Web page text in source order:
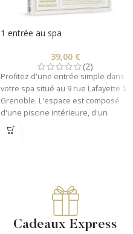
1 entrée au spa
39,00 €
(2)
Profitez d'une entrée simple dans
votre spa situé au 9 rue Lafayette à
Grenoble. L'espace est composé
d'une piscine intérieure, d'un
jacuzzi, d'une cascade, d'un
hammam, de tables de relaxation et
Nocturne jusqu'à 21h le vendredi.
envoyée immédiatement par mail.
Cadeaux Express